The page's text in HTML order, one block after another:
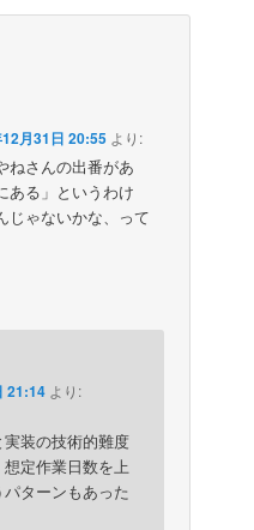
月31日 20:55 より:
ねさんの出番があ
ある」というわけ
じゃないかな、って
21:14 より:
装の技術的難度
定作業日数を上
ターンもあった